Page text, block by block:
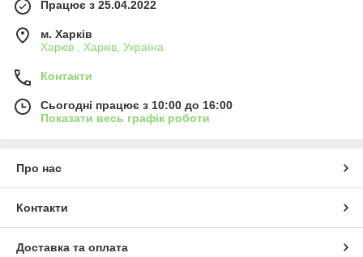
Працює з 25.04.2022
м. Харків
Харків , Харків, Україна
Контакти
Сьогодні працює з 10:00 до 16:00
Показати весь графік роботи
Про нас
Контакти
Доставка та оплата